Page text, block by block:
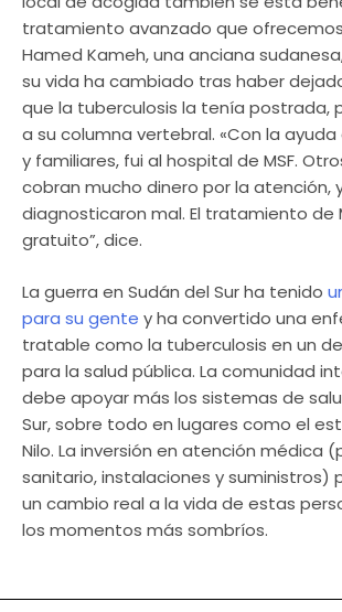
tratamiento avanzado que
Hamed Kameh, una anciana
su vida ha cambiado tras haber
que la tuberculosis la tenía postrada,
a su columna vertebral. «Con la
y familiares, fui al hospital de MSF.
cobran mucho dinero por la atención,
diagnosticaron mal. El tratamiento de
gratuito”, dice.
La guerra en Sudán del Sur ha tenido
para su gente y ha convertido una
tratable como la tuberculosis en un
para la salud pública. La comunidad
debe apoyar más los sistemas de
Sur, sobre todo en lugares como el
Nilo. La inversión en atención médica
sanitario, instalaciones y suministros)
un cambio real a la vida de estas
los momentos más sombríos.